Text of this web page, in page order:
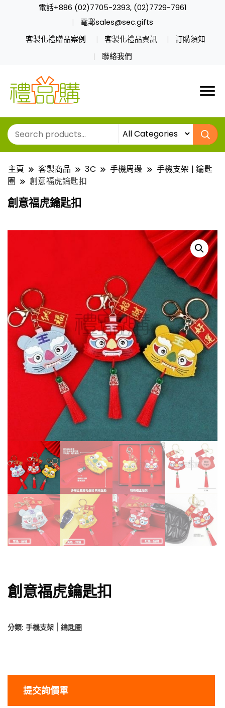
電話+886 (02)7705-2393, (02)7729-7961
電郵sales@sec.gifts
客製化禮贈品案例
客製化禮品資訊
訂購須知
聯絡我們
主頁 客製商品 3C 手機周邊
手機支架 | 鑰匙
圈
創意福虎鑰匙扣
創意福虎鑰匙扣
創意福虎鑰匙扣
分類: 手機支架 | 鑰匙圈
提交詢價單